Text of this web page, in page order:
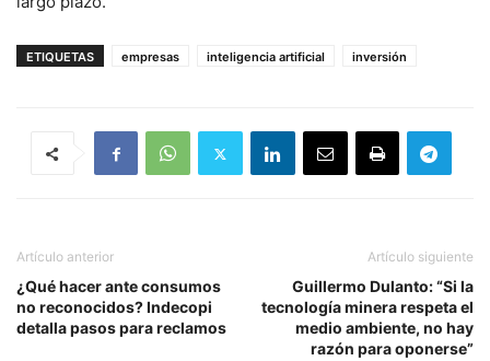
ETIQUETAS empresas inteligencia artificial inversión
Artículo anterior
¿Qué hacer ante consumos
no reconocidos? Indecopi
detalla pasos para reclamos
Artículo siguiente
Guillermo Dulanto: “Si la
tecnología minera respeta el
medio ambiente, no hay
razón para oponerse”